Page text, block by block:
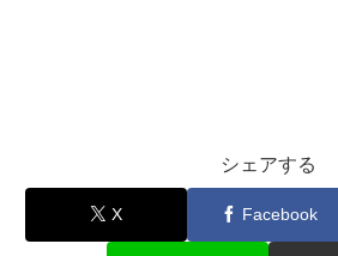
シェアする
X Facebook